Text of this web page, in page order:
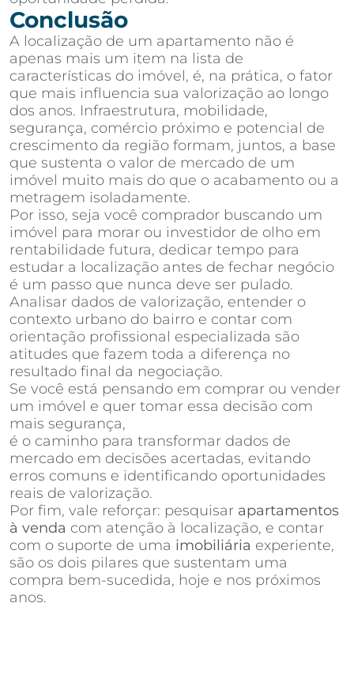
Conclusão
A localização de um apartamento não é
apenas mais um item na lista de
características do imóvel, é, na prática, o fator
que mais influencia sua valorização ao longo
dos anos. Infraestrutura, mobilidade,
segurança, comércio próximo e potencial de
crescimento da região formam, juntos, a base
que sustenta o valor de mercado de um
imóvel muito mais do que o acabamento ou a
metragem isoladamente.
Por isso, seja você comprador buscando um
imóvel para morar ou investidor de olho em
rentabilidade futura, dedicar tempo para
estudar a localização antes de fechar negócio
é um passo que nunca deve ser pulado.
Analisar dados de valorização, entender o
contexto urbano do bairro e contar com
orientação profissional especializada são
atitudes que fazem toda a diferença no
resultado final da negociação.
Se você está pensando em comprar ou vender
um imóvel e quer tomar essa decisão com
mais segurança,
é o caminho para transformar dados de
mercado em decisões acertadas, evitando
erros comuns e identificando oportunidades
reais de valorização.
Por fim, vale reforçar: pesquisar apartamentos
à venda com atenção à localização, e contar
com o suporte de uma imobiliária experiente,
são os dois pilares que sustentam uma
compra bem-sucedida, hoje e nos próximos
anos.